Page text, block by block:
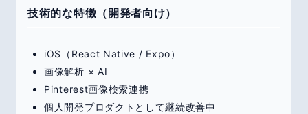
技術的な特徴（開発者向け）
iOS（React Native / Expo）
画像解析 × AI
Pinterest画像検索連携
個人開発プロダクトとして継続改善中